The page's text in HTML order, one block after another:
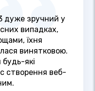
дуже зручний у
випадках,
їхня
винятковою.
які
створення веб-